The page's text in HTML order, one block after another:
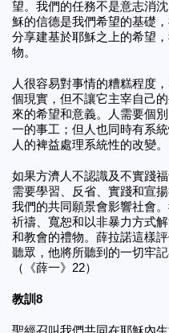
望。我們的任務不是意志消
穌的信德是我們希望的基礎
分享建基於耶穌之上的希望
物。
人很容易對事情的糟糕程度
個現實，但不讓它主宰自己
來的希望和意義。人需要個
一的事工；但人也同時有系
人的裨益處理系統性的改變。
如果方濟人不認識及不實踐
需要學習、反省、實踐和宣
我們的共同願景會影響社會
祈禱、寬恕和以非暴力方式
和教會的禮物。薛拉諾這樣
聽眾，他將所聽到的一切牢
（《薛一》22）
教訓8